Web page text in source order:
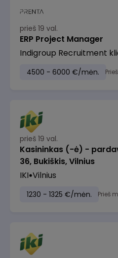
prieš 19 val.
ERP Project Manager
Indigroup Recruitment
4500 - 6000 €/mėn.
prieš 19 val.
Kasininkas (-ė) -
36, Bukiškis, Vilnius
IKI Vilnius
1230 - 1325 €/mėn. Prieš